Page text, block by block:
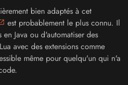
bien adaptés à cet
est probablement le plus connu. Il
Java ou d'automatiser des
avec des extensions comme
même pour quelqu'un qui n'a